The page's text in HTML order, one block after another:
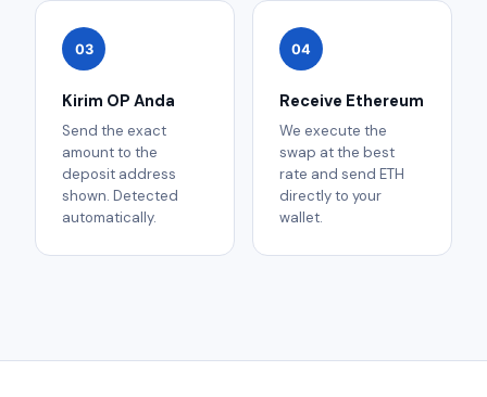
03
Kirim OP Anda
Send the exact
amount to the
deposit address
shown. Detected
automatically.
04
Receive Ethereum
We execute the
swap at the best
rate and send ETH
directly to your
wallet.